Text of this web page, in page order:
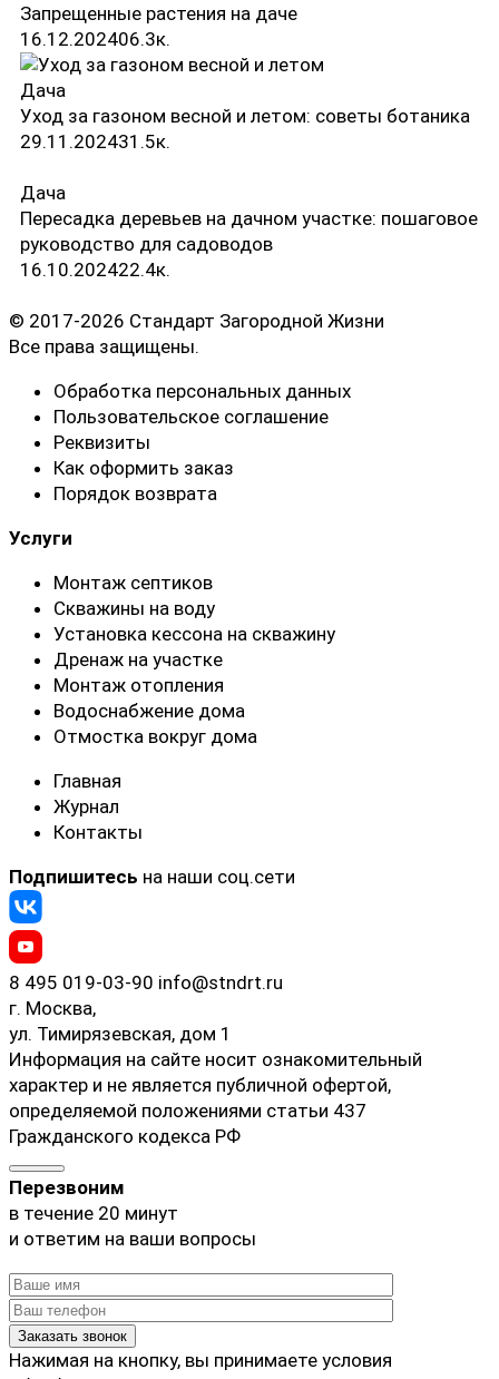
Запрещенные растения на даче
16.12.202406.3к.
Дача
Уход за газоном весной и летом: советы ботаника
29.11.202431.5к.
Дача
Пересадка деревьев на дачном участке: пошаговое
руководство для садоводов
16.10.202422.4к.
© 2017-2026 Стандарт Загородной Жизни
Все права защищены.
Обработка персональных данных
Пользовательское соглашение
Реквизиты
Как оформить заказ
Порядок возврата
Услуги
Монтаж септиков
Скважины на воду
Установка кессона на скважину
Дренаж на участке
Монтаж отопления
Водоснабжение дома
Отмостка вокруг дома
Главная
Журнал
Контакты
Подпишитесь на наши соц.сети
8 495 019-03-90 info@stndrt.ru
г. Москва,
ул. Тимирязевская, дом 1
Информация на сайте носит ознакомительный
характер и не является публичной офертой,
определяемой положениями статьи 437
Гражданского кодекса РФ
Перезвоним
в течение 20 минут
и ответим на ваши вопросы
Нажимая на кнопку, вы принимаете условия